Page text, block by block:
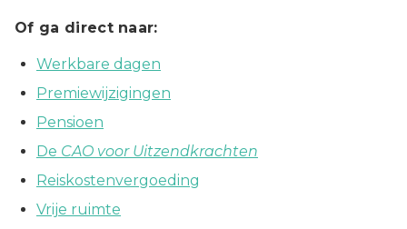
Of ga direct naar:
Werkbare dagen
Premiewijzigingen
Pensioen
De CAO voor Uitzendkrachten
Reiskostenvergoeding
Vrije ruimte